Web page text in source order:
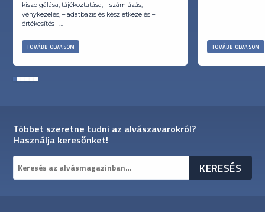
kiszolgálása, tájékoztatása, – számlázás, –
vénykezelés, – adatbázis és készletkezelés –
értékesítés –…
TOVÁBB OLVASOM TOVÁBB OLVASOM
123456
Többet szeretne tudni az alvászavarokról?
Használja keresőnket!